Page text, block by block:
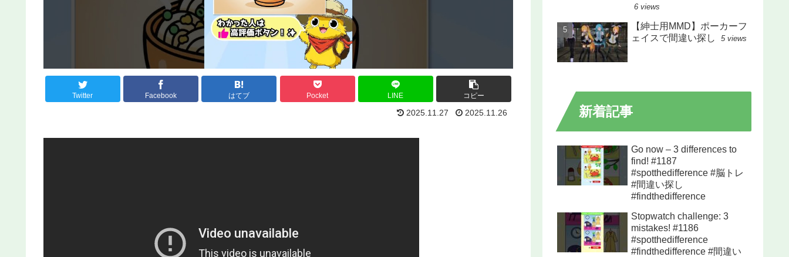
Twitter Facebook はてブ Pocket LINE コピー
2025.11.27 2025.11.26
6 views
【紳士用MMD】ポーカーフ
ェイスで間違い探し
5 views
新着記事
Go now – 3 differences to
find! #1187
#spotthedifference #脳トレ
#間違い探し
#findthedifference
Stopwatch challenge: 3
mistakes! #1186
#spotthedifference
#findthedifference #間違い